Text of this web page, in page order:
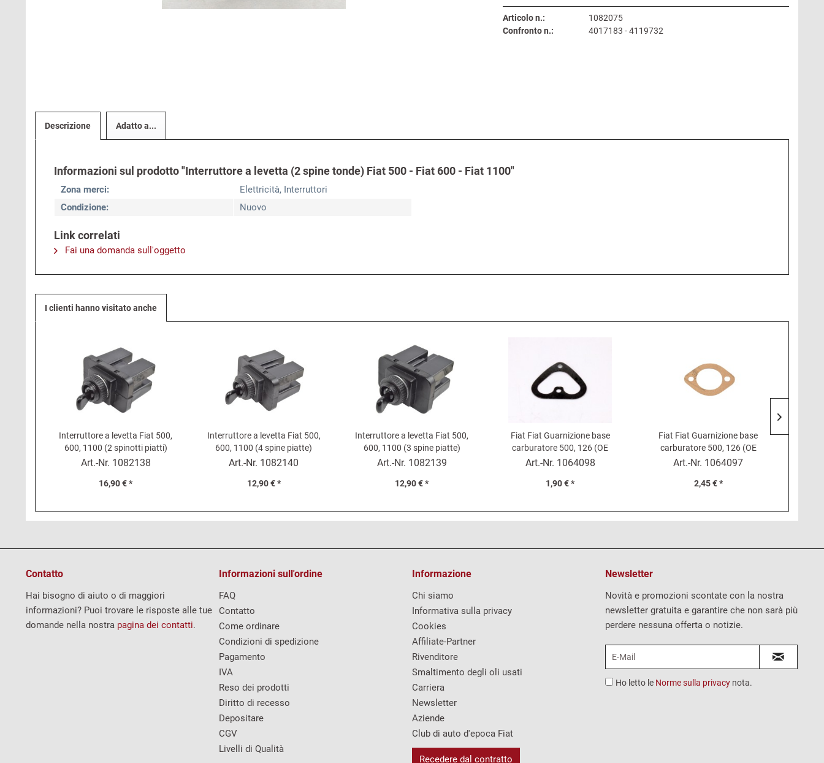
Articolo n.:
1082075
Confronto n.:
4017183 - 4119732
Descrizione Adatto a...
Informazioni sul prodotto "Interruttore a levetta (2 spine tonde) Fiat 500 - Fiat 600 - Fiat 1100"
Zona merci:
Elettricità, Interruttori
Condizione:
Nuovo
Link correlati
Fai una domanda sull'oggetto
I clienti hanno visitato anche
Interruttore a levetta Fiat 500,
600, 1100 (2 spinotti piatti)
Art.-Nr. 1082138
16,90 € *
Interruttore a levetta Fiat 500,
600, 1100 (4 spine piatte)
Art.-Nr. 1082140
12,90 € *
Interruttore a levetta Fiat 500,
600, 1100 (3 spine piatte)
Art.-Nr. 1082139
12,90 € *
Fiat Fiat Guarnizione base
carburatore 500, 126 (OE
987082)
Art.-Nr. 1064098
1,90 € *
Fiat Fiat Guarnizione base
carburatore 500, 126 (OE
987083)
Art.-Nr. 1064097
2,45 € *
Contatto
Hai bisogno di aiuto o di maggiori
informazioni? Puoi trovare le risposte alle tue
domande nella nostra pagina dei contatti.
Informazioni sull'ordine
FAQ
Contatto
Come ordinare
Condizioni di spedizione
Pagamento
IVA
Reso dei prodotti
Diritto di recesso
Depositare
CGV
Livelli di Qualità
Informazione
Chi siamo
Informativa sulla privacy
Cookies
Affiliate-Partner
Rivenditore
Smaltimento degli oli usati
Carriera
Newsletter
Aziende
Club di auto d'epoca Fiat
Recedere dal contratto
Newsletter
Novità e promozioni scontate con la nostra
newsletter gratuita e garantire che non sarà più
perdere nessuna offerta o notizie.
Ho letto le Norme sulla privacy nota.